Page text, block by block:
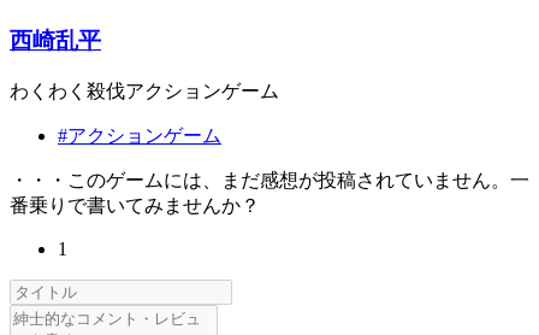
西崎乱平
わくわく殺伐アクションゲーム
#アクションゲーム
・・・このゲームには、まだ感想が投稿されていません。一
番乗りで書いてみませんか？
1